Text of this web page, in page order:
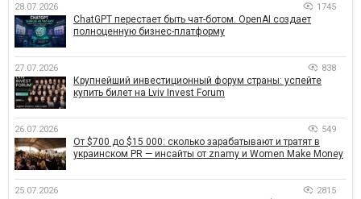
28.07.2026 1745
ChatGPT перестает быть чат-ботом. OpenAI создает
полноценную бизнес-платформу
27.07.2026 838
Крупнейший инвестиционный форум страны: успейте
купить билет на Lviv Invest Forum
26.07.2026 549
От $700 до $15 000: сколько зарабатывают и тратят в
украинском PR — инсайты от znamy и Women Make Money
25.07.2026 2815